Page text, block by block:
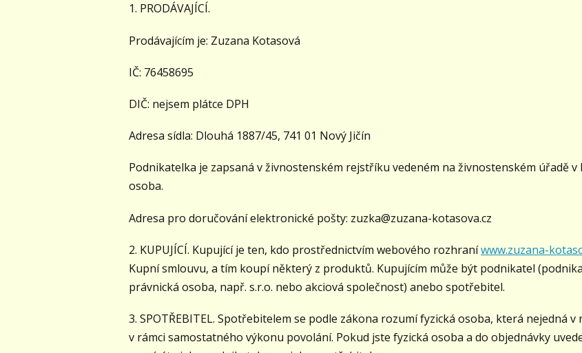
1. PRODÁVAJÍCÍ.
Prodávajícím je: Zuzana Kotasová
IČ: 76458695
DIČ: nejsem plátce DPH
Adresa sídla: Dlouhá 1887/45, 741 01 Nový Jičín
Podnikatelka je zapsaná v živnostenském rejstříku vedeném na živnostenském úřadě
osoba.
Adresa pro doručování elektronické pošty: zuzka@zuzana-kotasova.cz
2. KUPUJÍCÍ. Kupující je ten, kdo prostřednictvím webového rozhraníwww.zuzana-
Kupní smlouvu, a tím koupí některý z produktů. Kupujícím může být podnikatel
právnická osoba, např. s.r.o. nebo akciová společnost) anebo spotřebitel.
3. SPOTŘEBITEL. Spotřebitelem se podle zákona rozumí fyzická osoba, která nejedná
v rámci samostatného výkonu povolání. Pokud jste fyzická osoba a do objednávky